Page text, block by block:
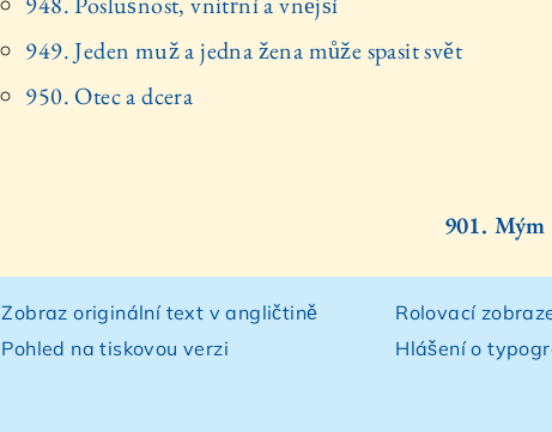
949. Jeden muž a jedna žena může spasit svět
950. Otec a dcera
901.
Zobraz originální text v angličtině
Pohled na tiskovou verzi
Rolovací
Hlášení o